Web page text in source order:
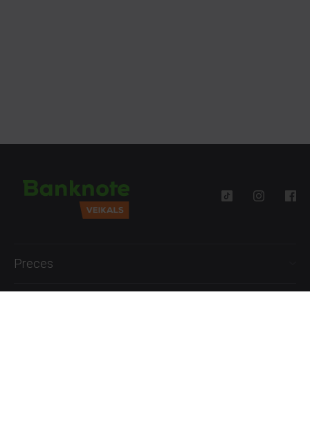
Preces